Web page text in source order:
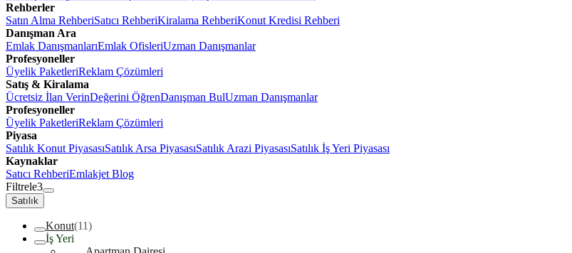
Rehberler
Satın Alma RehberiSatıcı RehberiKiralama RehberiKonut Kredisi Rehberi
Danışman Ara
Emlak DanışmanlarıEmlak OfisleriUzman Danışmanlar
Profesyoneller
Üyelik PaketleriReklam Çözümleri
Satış & Kiralama
Ücretsiz İlan VerinDeğerini ÖğrenDanışman BulUzman Danışmanlar
Profesyoneller
Üyelik PaketleriReklam Çözümleri
Piyasa
Satılık Konut PiyasasıSatılık Arsa PiyasasıSatılık Arazi PiyasasıSatılık İş Yeri Piyasası
Kaynaklar
Satıcı RehberiEmlakjet Blog
Filtrele3
Satılık
Konut(11)
İş Yeri